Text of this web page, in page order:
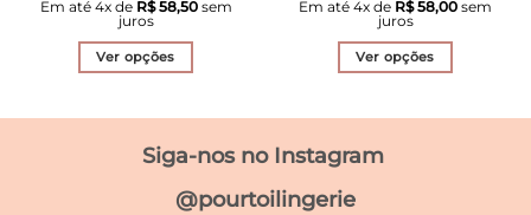
original
era:
R$ 390,70.
atual
Em até 4x de R$58,50sem
juros
Ver opções
várias
original
era:
R$ 332,40.
atual
Em até 4x de R$58,00 sem
juros
Ver opções
Siga-nos no Instagram
@pourtoilingerie